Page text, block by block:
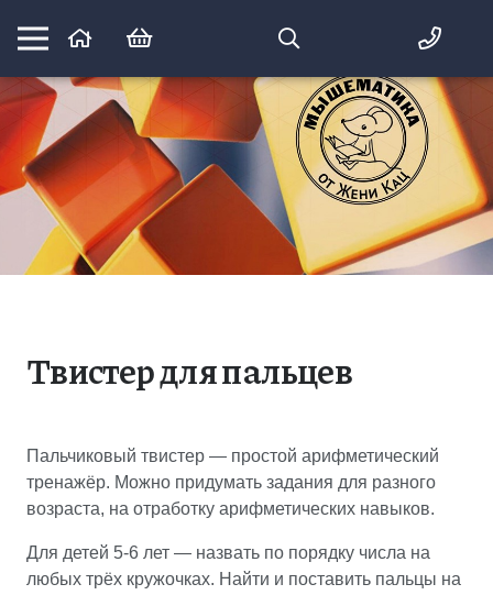
Математика вприпрыжку:
идеи и игры для детей и их родителей
Твистер для пальцев
Пальчиковый твистер — простой арифметический
тренажёр. Можно придумать задания для разного
возраста, на отработку арифметических навыков.
Для детей 5-6 лет — назвать по порядку числа на
любых трёх кружочках. Найти и поставить пальцы на